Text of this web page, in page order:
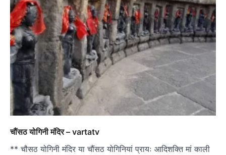
चौंसठ योगिनी मंदिर – vartatv
** चौसठ योगिनी मंदिर या चौंसठ योगिनियां प्रायः आदिशक्ति मां काली